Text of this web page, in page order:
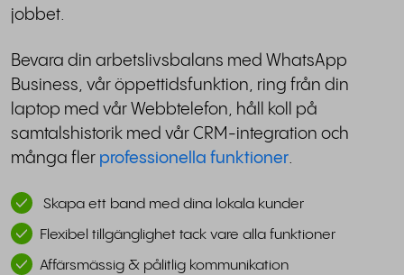
jobbet.
Bevara din arbetslivsbalans med WhatsApp
Business, vår öppettidsfunktion, ring från din
laptop med vår Webbtelefon, håll koll på
samtalshistorik med vår CRM-integration och
många fler professionella funktioner.
Skapa ett band med dina lokala kunder
Flexibel tillgänglighet tack vare alla funktioner
Affärsmässig & pålitlig kommunikation